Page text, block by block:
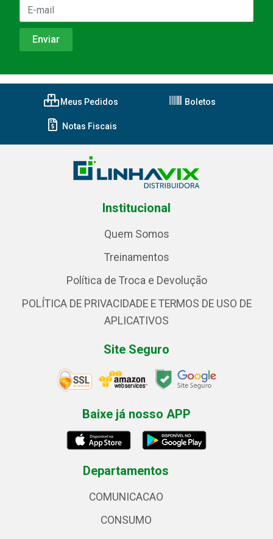
Meus Pedidos Boletos
Notas Fiscais
Institucional
Quem Somos
Treinamentos
Política de Troca e Devolução
POLÍTICA DE PRIVACIDADE E TERMOS DE USO DE
APLICATIVOS
Site Seguro
Baixe já nosso APP
Departamentos
COMUNICACAO
CONSUMO